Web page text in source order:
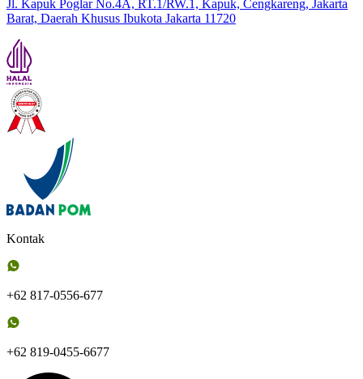
Jl. Kapuk Poglar No.4A, RT.1/RW.1, Kapuk, Cengkareng, Jakarta
Barat, Daerah Khusus Ibukota Jakarta 11720
Kontak
+62 817-0556-677
+62 819-0455-6677